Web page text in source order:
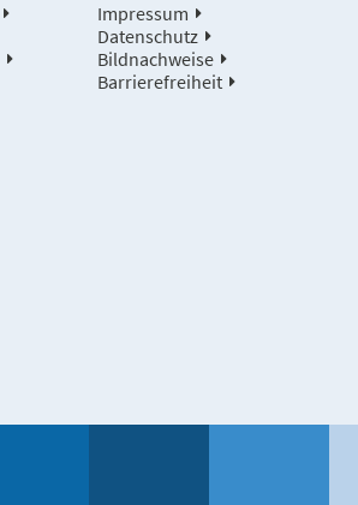
Impressum
Datenschutz
Bildnachweise
Barrierefreiheit